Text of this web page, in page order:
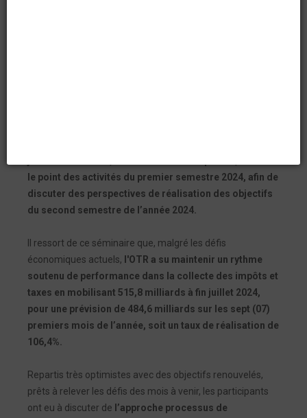
le point des activités du premier semestre 2024, afin de
discuter des perspectives de réalisation des objectifs
du second semestre de l’année 2024.
Il ressort de ce séminaire que, malgré les défis
économiques actuels, l'OTR a su maintenir un rythme
soutenu de performance dans la collecte des impôts et
taxes en mobilisant 515,8 milliards à fin juillet 2024,
pour une prévision de 484,6 milliards sur les sept (07)
premiers mois de l’année, soit un taux de réalisation de
106,4%.
Repartis très optimistes avec des objectifs renouvelés,
prêts à relever les défis des mois à venir, les participants
ont eu à discuter de l’approche processus de